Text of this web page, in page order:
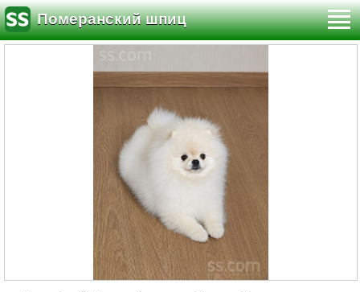
Померанский шпиц